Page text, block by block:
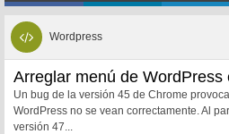
Wordpress
Arreglar menú de WordPress
Un bug de la versión 45 de Chrome
WordPress no se vean correctamente. Al
versión 47...